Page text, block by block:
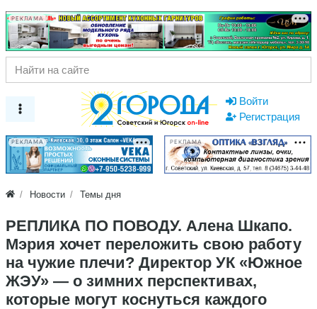
РЕКЛАМА
Войти
Регистрация
РЕКЛАМА РЕКЛАМА
Новости Темы дня
РЕПЛИКА ПО ПОВОДУ. Алена Шкапо.
Мэрия хочет переложить свою работу
на чужие плечи? Директор УК «Южное
ЖЭУ» — о зимних перспективах,
которые могут коснуться каждого